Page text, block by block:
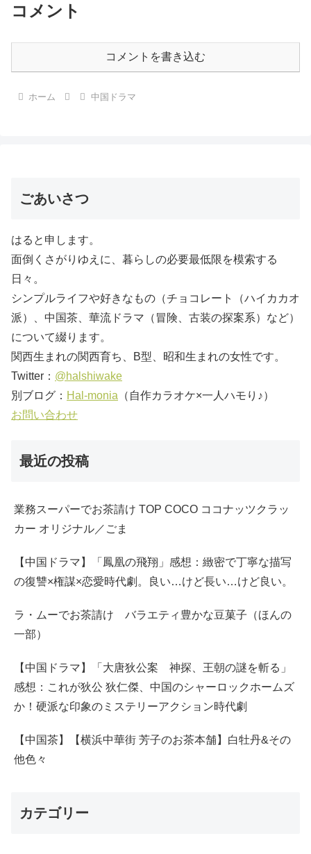
コメント
コメントを書き込む
ホーム 中国ドラマ
ごあいさつ
はると申します。
面倒くさがりゆえに、暮らしの必要最低限を模索する
日々。
シンプルライフや好きなもの（チョコレート（ハイカカオ
派）、中国茶、華流ドラマ（冒険、古装の探案系）など）
について綴ります。
関西生まれの関西育ち、B型、昭和生まれの女性です。
Twitter： @halshiwake
別ブログ： Hal-monia （自作カラオケ×一人ハモり♪）
お問い合わせ
最近の投稿
業務スーパーでお茶請け TOP COCO ココナッツクラッ
カー オリジナル／ごま
【中国ドラマ】「鳳凰の飛翔」感想：緻密で丁寧な描写
の復讐×権謀×恋愛時代劇。良い…けど長い…けど良い。
ラ・ムーでお茶請け バラエティ豊かな豆菓子（ほんの
一部）
【中国ドラマ】「大唐狄公案 神探、王朝の謎を斬る」
感想：これが狄公 狄仁傑、中国のシャーロックホームズ
か！硬派な印象のミステリーアクション時代劇
【中国茶】【横浜中華街 芳子のお茶本舗】白牡丹&その
他色々
カテゴリー